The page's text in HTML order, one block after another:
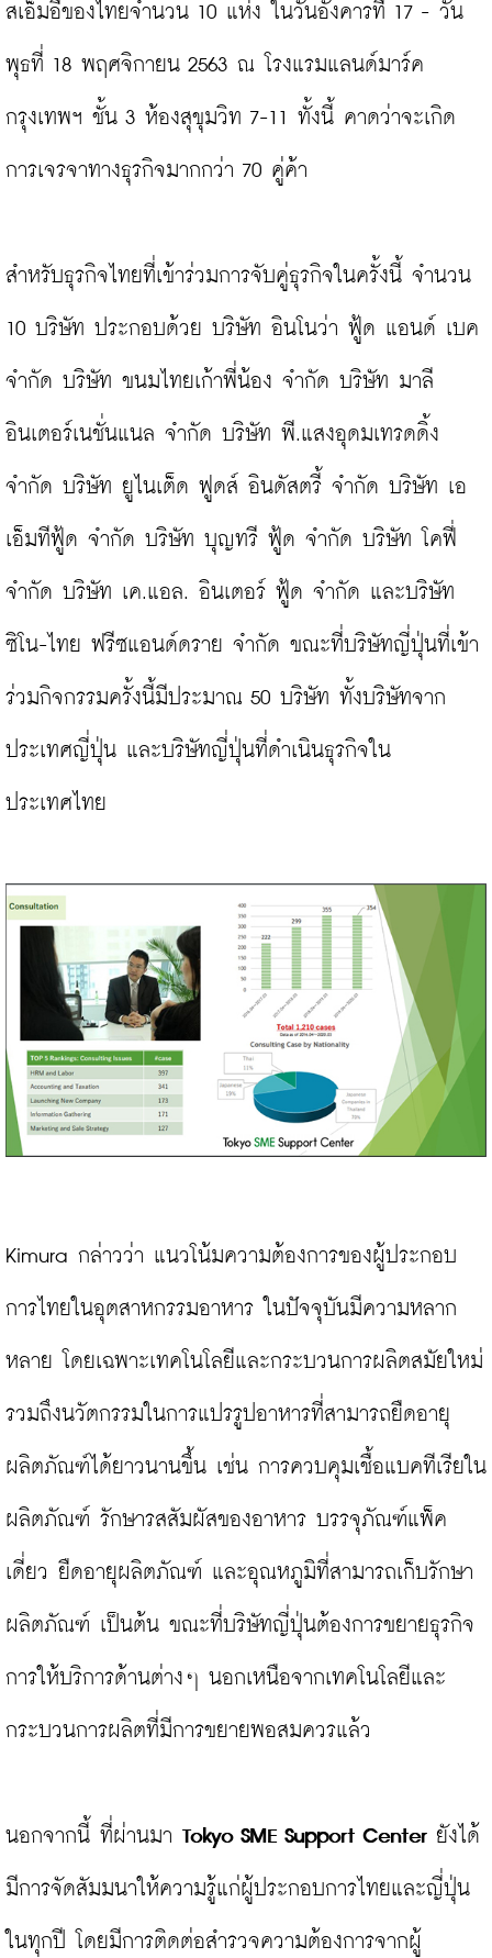
สเอ็มอีของไทยจำนวน 10 แห่ง ในวันอังคารที่ 17 - วัน
พุธที่ 18 พฤศจิกายน 2563 ณ โรงแรมแลนด์มาร์ค
กรุงเทพฯ ชั้น 3 ห้องสุขุมวิท 7-11 ทั้งนี้ คาดว่าจะเกิด
การเจรจาทางธุรกิจมากกว่า 70 คู่ค้า
สำหรับธุรกิจไทยที่เข้าร่วมการจับคู่ธุรกิจในครั้งนี้ จำนวน
10 บริษัท ประกอบด้วย บริษัท อินโนว่า ฟู้ด แอนด์ เบค
จำกัด บริษัท ขนมไทยเก้าพี่น้อง จำกัด บริษัท มาลี
อินเตอร์เนชั่นแนล จำกัด บริษัท พี.แสงอุดมเทรดดิ้ง
จำกัด บริษัท ยูไนเต็ด ฟูดส์ อินดัสตรี้ จำกัด บริษัท เอ
เอ็มทีฟู้ด จำกัด บริษัท บุญทรี ฟู้ด จำกัด บริษัท โคฟี่
จำกัด บริษัท เค.แอล. อินเตอร์ ฟู้ด จำกัด และบริษัท
ซิโน-ไทย ฟรีซแอนด์ดราย จำกัด ขณะที่บริษัทญี่ปุ่นที่เข้า
ร่วมกิจกรรมครั้งนี้มีประมาณ 50 บริษัท ทั้งบริษัทจาก
ประเทศญี่ปุ่น และบริษัทญี่ปุ่นที่ดำเนินธุรกิจใน
ประเทศไทย
Kimura กล่าวว่า แนวโน้มความต้องการของผู้ประกอบ
การไทยในอุตสาหกรรมอาหาร ในปัจจุบันมีความหลาก
หลาย โดยเฉพาะเทคโนโลยีและกระบวนการผลิตสมัยใหม่
รวมถึงนวัตกรรมในการแปรรูปอาหารที่สามารถยืดอายุ
ผลิตภัณฑ์ได้ยาวนานขึ้น เช่น การควบคุมเชื้อแบคทีเรียใน
ผลิตภัณฑ์ รักษารสสัมผัสของอาหาร บรรจุภัณฑ์แพ็ค
เดี่ยว ยืดอายุผลิตภัณฑ์ และอุณหภูมิที่สามารถเก็บรักษา
ผลิตภัณฑ์ เป็นต้น ขณะที่บริษัทญี่ปุ่นต้องการขยายธุรกิจ
การให้บริการด้านต่างๆ นอกเหนือจากเทคโนโลยีและ
กระบวนการผลิตที่มีการขยายพอสมควรแล้ว
นอกจากนี้ ที่ผ่านมา Tokyo SME Support Center ยังได้
มีการจัดสัมมนาให้ความรู้แก่ผู้ประกอบการไทยและญี่ปุ่น
ในทุกปี โดยมีการติดต่อสำรวจความต้องการจากผู้